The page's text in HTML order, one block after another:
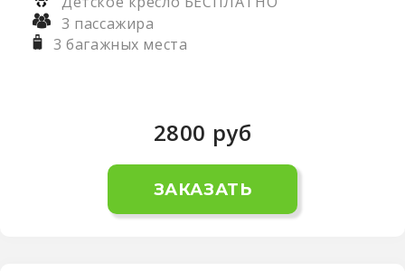
3 пассажира
3 багажных места
2800 руб
ЗАКАЗАТЬ